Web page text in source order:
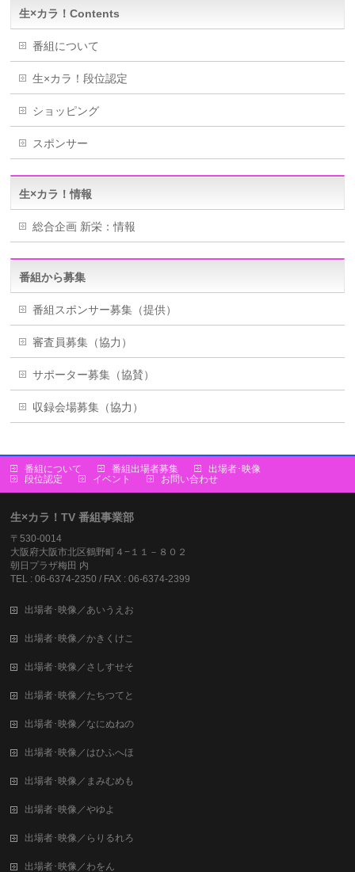
生×カラ！Contents
番組について
生×カラ！段位認定
ショッピング
スポンサー
生×カラ！情報
総合企画 新栄：情報
番組から募集
番組スポンサー募集（提供）
審査員募集（協力）
サポーター募集（協賛）
収録会場募集（協力）
番組について 番組出場者募集
出場者･映像
段位認定
イベント お問い合わせ
生×カラ！TV 番組事業部
〒530-0014
大阪府大阪市北区鶴野町４−１１－８０２
朝日プラザ梅田 内
TEL : 06-6374-2350 / FAX : 06-6374-2399
出場者･映像／あいうえお
出場者･映像／かきくけこ
出場者･映像／さしすせそ
出場者･映像／たちつてと
出場者･映像／なにぬねの
出場者･映像／はひふへほ
出場者･映像／まみむめも
出場者･映像／やゆよ
出場者･映像／らりるれろ
出場者･映像／わをん